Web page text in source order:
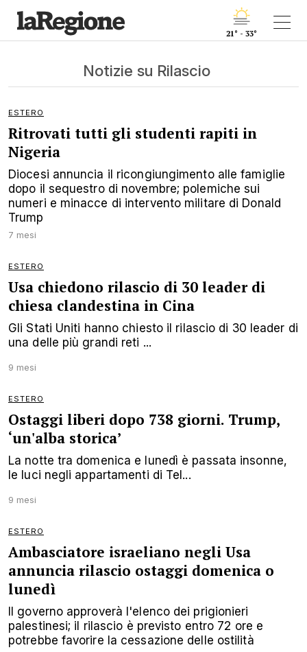
21° - 33°
Notizie su Rilascio
ESTERO
Ritrovati tutti gli studenti rapiti in
Nigeria
Diocesi annuncia il ricongiungimento alle famiglie
dopo il sequestro di novembre; polemiche sui
numeri e minacce di intervento militare di Donald
Trump
7 mesi
ESTERO
Usa chiedono rilascio di 30 leader di
chiesa clandestina in Cina
Gli Stati Uniti hanno chiesto il rilascio di 30 leader di
una delle più grandi reti ...
9 mesi
ESTERO
Ostaggi liberi dopo 738 giorni. Trump,
‘un'alba storica’
La notte tra domenica e lunedì è passata insonne,
le luci negli appartamenti di Tel...
9 mesi
ESTERO
Ambasciatore israeliano negli Usa
annuncia rilascio ostaggi domenica o
lunedì
Il governo approverà l'elenco dei prigionieri
palestinesi; il rilascio è previsto entro 72 ore e
potrebbe favorire la cessazione delle ostilità